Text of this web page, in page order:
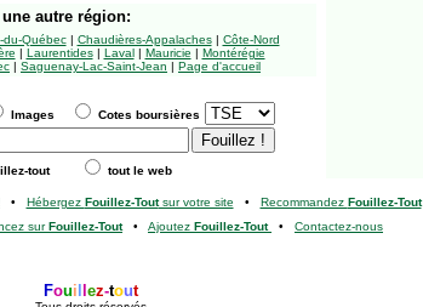
autre région:
du-Québec| Chaudières-Appalaches| Côte-Nord
| Laurentides| Laval| Mauricie | Montérégie
| Saguenay-Lac-Saint-Jean | Page d'accueil
Images Cotes boursières
tout tout le web
• Hébergez Fouillez-Toutsur votre site • Recommandez Fouillez-Tout
surFouillez-Tout• Ajoutez Fouillez-Tout • Contactez-nous
Foui ez-tout